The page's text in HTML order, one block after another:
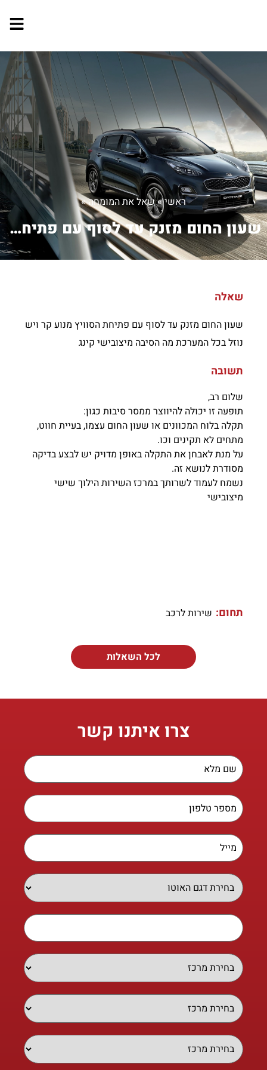
ראשי»שאל את המומחה»
שעון החום מזנק עד לסוף עם פתיחת הסווי...
שאלה
שעון החום מזנק עד לסוף עם פתיחת הסוויץ מנוע קר ויש
נוזל בכל המערכת מה הסיבה מיצובישי קינג
תשובה
שלום רב,
תופעה זו יכולה להיווצר ממסר סיבות כגון:
תקלה בלוח המכוונים או שעון החום עצמו, בעיית חווט,
מתחים לא תקינים וכו.
על מנת לאבחן את התקלה באופן מדויק יש לבצע בדיקה
מסודרת לנושא זה.
נשמח לעמוד לשרותך במרכז השירות הילוך שישי
מיצובישי
תחום: שירות לרכב
לכל השאלות
צרו איתנו קשר